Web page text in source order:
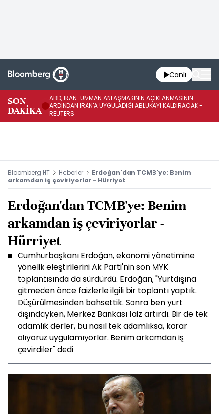
Canlı
SON
DAKİKA
ABD, İRAN-UMMAN ANLAŞMASININ AÇIKLANMASININ
ARDINDAN İRAN'A UYGULADIĞI ABLUKAYI KALDIRACAK -
REUTERS
Bloomberg HT Haberler
Erdoğan'dan TCMB'ye: Benim
arkamdan iş çeviriyorlar - Hürriyet
Erdoğan'dan TCMB'ye: Benim
arkamdan iş çeviriyorlar -
Hürriyet
Cumhurbaşkanı Erdoğan, ekonomi yönetimine
yönelik eleştirilerini Ak Parti'nin son MYK
toplantısında da sürdürdü. Erdoğan, "Yurtdışına
gitmeden önce faizlerle ilgili bir toplantı yaptık.
Düşürülmesinden bahsettik. Sonra ben yurt
dışındayken, Merkez Bankası faiz artırdı. Bir de tek
adamlık derler, bu nasıl tek adamlıksa, karar
alıyoruz uygulamıyorlar. Benim arkamdan iş
çevirdiler" dedi